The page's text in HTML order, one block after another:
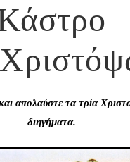
απολαύστε τα τρία
διηγήματα.